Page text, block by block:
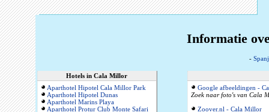
Informatie
-
Hotels in Cala Millor
Aparthotel Hipotel Cala Millor Park
Aparthotel Hipotel Dunas
Aparthotel Marins Playa
Aparthotel Protur Club Monte Safari
Google afbeeldingen -
Zoek naar foto's van Cala
Zoover.nl - Cala Millor